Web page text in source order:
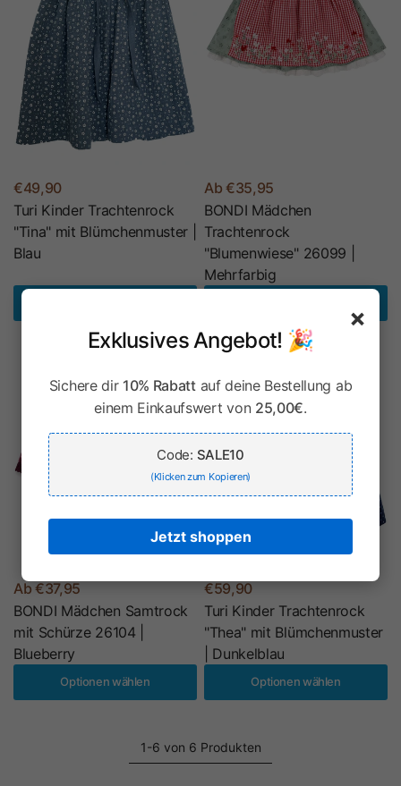
€49,90
Turi Kinder Trachtenrock
"Tina" mit Blümchenmuster |
Blau
Ab €35,95
BONDI Mädchen
Trachtenrock
"Blumenwiese" 26099 |
Mehrfarbig
Ab €37,95
BONDI Mädchen Samtrock
mit Schürze 26104 |
Blueberry
Optionen wählen
€59,90
Turi Kinder Trachtenrock
"Thea" mit Blümchenmuster
| Dunkelblau
Optionen wählen
1-6 von 6 Produkten
×
Exklusives Angebot! 🎉
Sichere dir 10% Rabattauf deine Bestellung ab
einem Einkaufswert von 25,00€.
Code: SALE10
(Klicken zum Kopieren)
Jetzt shoppen